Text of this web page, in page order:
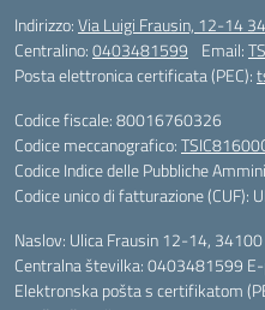
Indirizzo:Via Luigi Frausin, 12-14
Centralino:0403481599 Email:
Posta elettronica certificata (PEC):
Codice fiscale: 80016760326
Codice meccanografico:
Codice Indice delle Pubbliche
Codice unico di fatturazione (CUF):
Naslov: Ulica Frausin 12-14, 34100
Centralna številka: 0403481599
Elektronska pošta s certifikatom